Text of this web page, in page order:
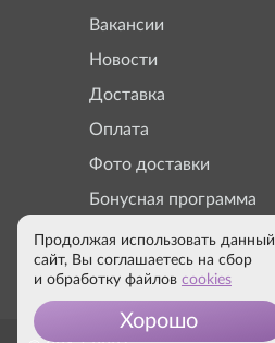
Вакансии
Новости
Доставка
Оплата
Фото доставки
Бонусная программа
Продолжая использовать данный
сайт, Вы соглашаетесь на сбор
и обработку файлов cookies
Хорошо